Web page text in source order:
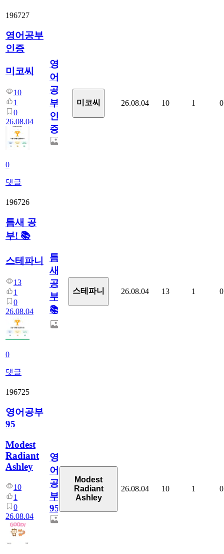
196727
영어공부
인증
미코씨
10
1
0
26.08.04
0
댓글
영
어
공
부
인
증
미코씨 26.08.04 10 1 0
196726
틈새 공
부! 📚
스테파니
13
1
0
26.08.04
0
댓글
틈
새
공
부!
📚
스테파니 26.08.04 13 1 0
196725
영어공부
95
Modest
Radiant
Ashley
10
1
0
26.08.04
영
어
공
부
95
Modest
Radiant
Ashley
26.08.04 10 1 0